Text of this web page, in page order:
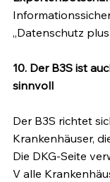
„Datenschutz
10. Der B3S ist
sinnvoll
Der B3S richtet
Krankenhäuser,
Die DKG-Seite
V alle